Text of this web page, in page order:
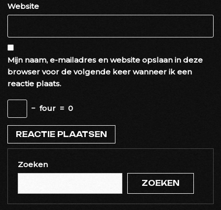
Website
Mijn naam, e-mailadres en website opslaan in deze
browser voor de volgende keer wanneer ik een
reactie plaats.
− four = 0
Zoeken
ZOEKEN